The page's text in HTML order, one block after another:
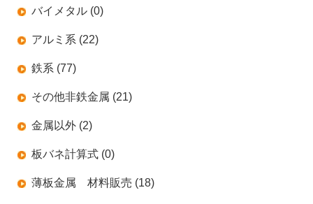
バイメタル (0)
アルミ系 (22)
鉄系 (77)
その他非鉄金属 (21)
金属以外 (2)
板バネ計算式 (0)
薄板金属 材料販売 (18)